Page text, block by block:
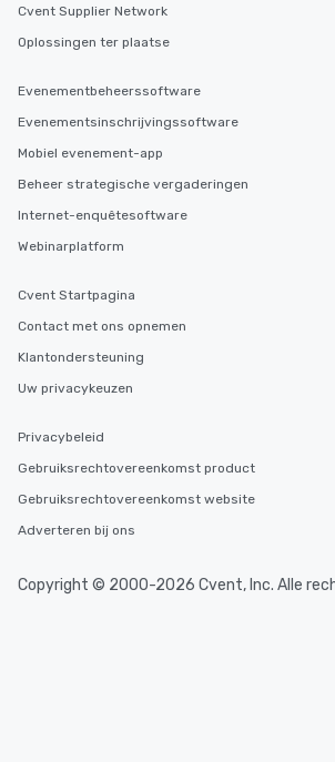
Cvent Supplier Network
Oplossingen ter plaatse
Evenementbeheerssoftware
Evenementsinschrijvingssoftware
Mobiel evenement-app
Beheer strategische vergaderingen
Internet-enquêtesoftware
Webinarplatform
Cvent Startpagina
Contact met ons opnemen
Klantondersteuning
Uw privacykeuzen
Privacybeleid
Gebruiksrechtovereenkomst product
Gebruiksrechtovereenkomst website
Adverteren bij ons
Copyright © 2000-2026 Cvent, Inc. Alle